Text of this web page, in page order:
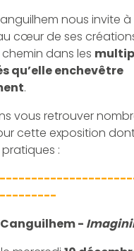
nous invite
cœur de ses
dans les
qu’elle enchevêtre
.
vous retrouver
cette exposition
:
-